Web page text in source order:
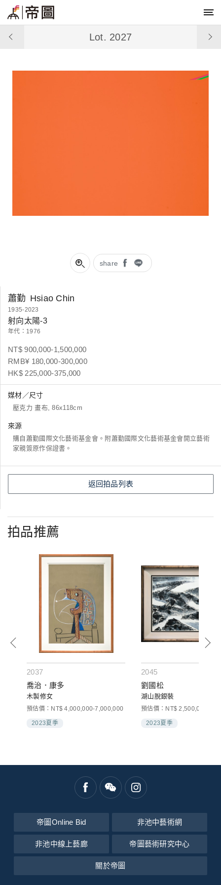
share
Lot. 2027
蕭勤 Hsiao Chin
1935-2023
射向太陽-3
年代：1976
NT$ 900,000-1,500,000
RMB¥ 180,000-300,000
HK$ 225,000-375,000
媒材／尺寸
壓克力 畫布, 86x118cm
來源
購自蕭勤國際文化藝術基金會。附蕭勤國際文化藝術基金會開立藝術
家親簽原作保證書。
返回拍品列表
拍品推薦
2037
喬治．康多
木製修女
預估價：NT$ 4,000,000-7,000,000
2023夏季
2045
劉國松
湖山脫銀裝
預估價：NT$ 2,500,000-
2023夏季
帝圖Online Bid 非池中藝術網
非池中線上藝廊 帝圖藝術研究中心
關於帝圖